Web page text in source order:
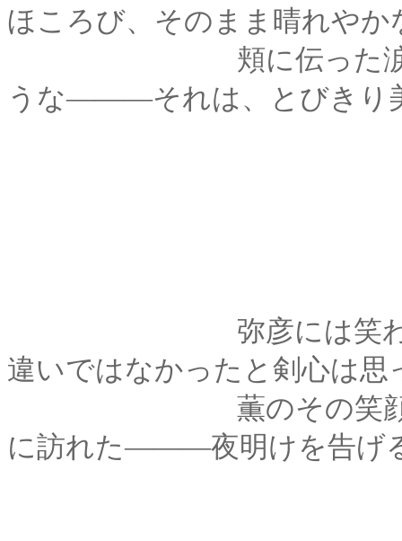
ほころび、そのまま晴れやか
頬に伝った涙まで、
うな―――それは、とびきり
弥彦には笑われたが
違いではなかったと剣心は思
薫のその笑顔は剣心
に訪れた―――夜明けを告げ